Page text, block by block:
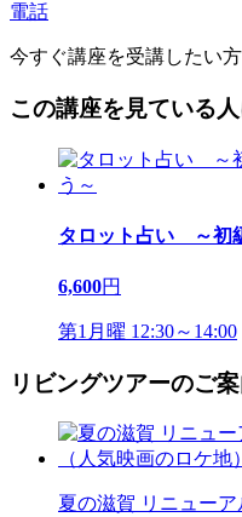
電話
今すぐ講座を受講したい
この講座を見ている
タロット占い ～初
6,600円
第1月曜 12:30～14:00
リビングツアーのご
夏の滋賀 リニュー